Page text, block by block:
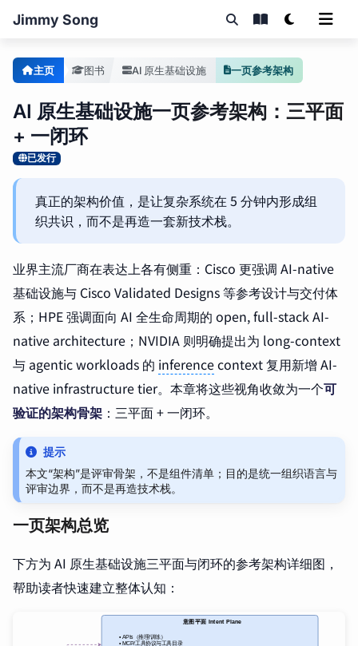
Jimmy Song
主页 图书 AI 原生基础设施 一页参考架构
AI 原生基础设施一页参考架构：三平面
+ 一闭环
已发行
真正的架构价值，是让复杂系统在 5 分钟内形成组
织共识，而不是再造一套新技术栈。
业界主流厂商在表达上各有侧重：Cisco 更强调 AI-native
基础设施与 Cisco Validated Designs 等参考设计与交付体
系；HPE 强调面向 AI 全生命周期的 open, full-stack AI-
native architecture；NVIDIA 则明确提出为 long-context
与 agentic workloads 的 inferencecontext 复用新增 AI-
native infrastructure tier。本章将这些视角收敛为一个可
验证的架构骨架 ：三平面 + 一闭环。
提示
本文“架构”是评审骨架，不是组件清单；目的是统一组织语言与
评审边界，而不是再造技术栈。
一页架构总览
下方为 AI 原生基础设施三平面与闭环的参考架构详细图，
帮助读者快速建立整体认知：